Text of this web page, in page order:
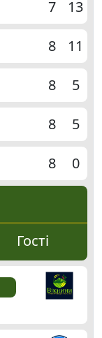
7 13
8 11
8 5
8 5
8 0
Гості